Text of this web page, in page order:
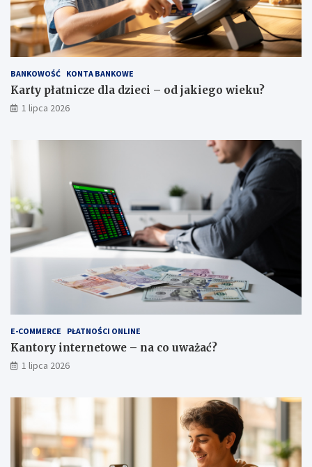
BANKOWOŚĆ KONTA BANKOWE
Karty płatnicze dla dzieci – od jakiego wieku?
1 lipca 2026
E-COMMERCE PŁATNOŚCI ONLINE
Kantory internetowe – na co uważać?
1 lipca 2026